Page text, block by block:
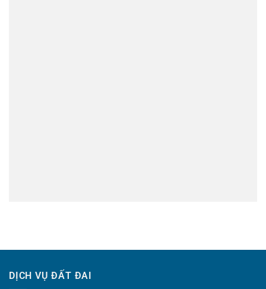
DỊCH VỤ ĐẤT ĐAI